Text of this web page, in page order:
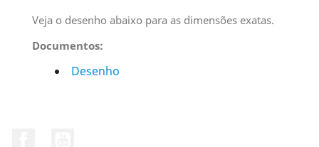
Veja o desenho abaixo para as dimensões exatas.
Documentos:
Desenho